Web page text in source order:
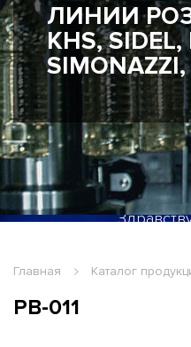
ЛИНИИ
KHS,
SIMONAZZI,
Главная Каталог
PB-011